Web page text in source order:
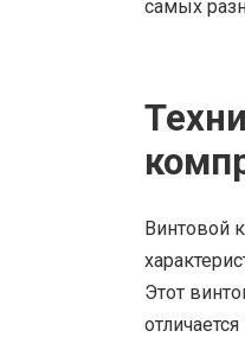
самых
Винтовой
Этот